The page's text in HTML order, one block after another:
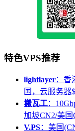
特色VPS推荐
lightlayer：香
国，云服务器
搬瓦工：
加坡CN2/美
V.PS：美国